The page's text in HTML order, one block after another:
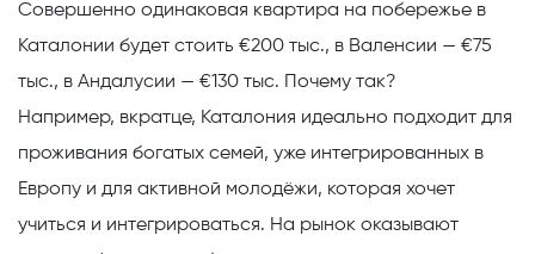
Совершенно одинаковая квартира на побережье в
Каталонии будет стоить €200 тыс., в Валенсии — €75
тыс., в Андалусии — €130 тыс. Почему так?
Например, вкратце, Каталония идеально подходит для
проживания богатых семей, уже интегрированных в
Европу и для активной молодёжи, которая хочет
учиться и интегрироваться. На рынок оказывают